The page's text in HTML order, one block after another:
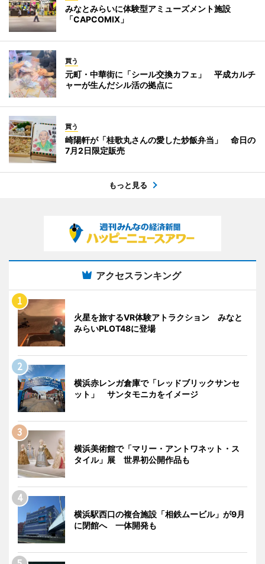
みなとみらいに体験型アミューズメント施設
「CAPCOMIX」
買う
元町・中華街に「シール交換カフェ」 平成カルチ
ャーが生んだシル活の拠点に
買う
崎陽軒が「桂歌丸さんの愛した炒飯弁当」 命日の
7月2日限定販売
もっと見る
アクセスランキング
火星を旅するVR体験アトラクション みなと
みらいPLOT48に登場
横浜赤レンガ倉庫で「レッドブリックサンセ
ット」 サンタモニカをイメージ
横浜美術館で「マリー・アントワネット・ス
タイル」展 世界初公開作品も
横浜駅西口の複合施設「相鉄ムービル」が9月
に閉館へ 一体開発も